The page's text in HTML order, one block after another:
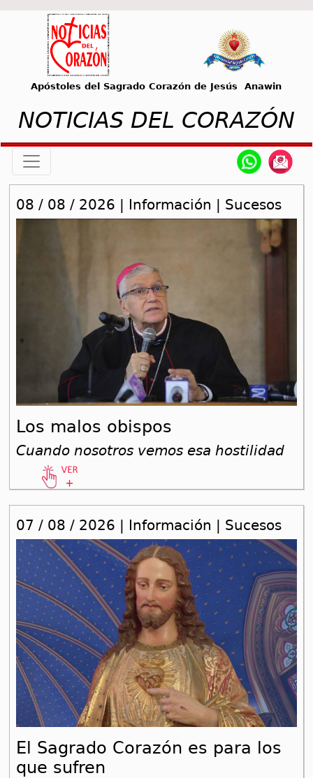
Apóstoles del Sagrado Corazón de Jesús Anawin
NOTICIAS DEL CORAZÓN
08 / 08 / 2026 | Información | Sucesos
Los malos obispos
Cuando nosotros vemos esa hostilidad
07 / 08 / 2026 | Información | Sucesos
El Sagrado Corazón es para los
que sufren